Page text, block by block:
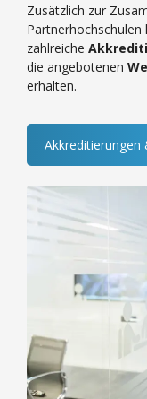
Zusätzlich zur
Partnerhochschulen
zahlreiche
die angebotenen
erhalten.
Akkreditierungen